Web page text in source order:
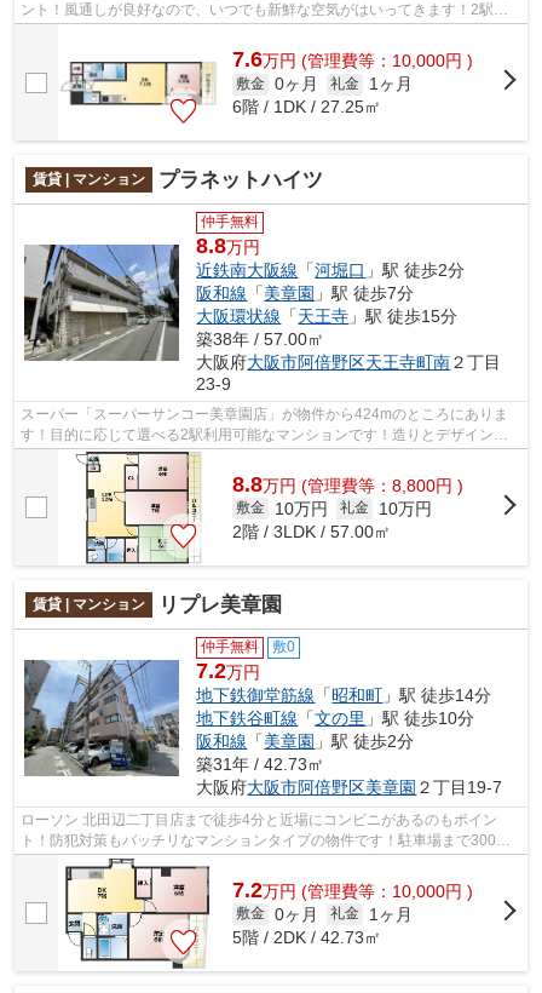
ント！風通しが良好なので、いつでも新鮮な空気がはいってきます！2駅利
7.6万円 (管理費等：10,000円 )
敷金 0ヶ月 礼金
1ヶ月
6階 / 1DK / 27.25㎡
賃貸 | マンション プラネットハイツ
仲手無料
8.8万円
近鉄南大阪線 「河堀口 」駅 徒歩2分
阪和線 「美章園 」駅 徒歩7分
大阪環状線 「天王寺 」駅 徒歩15分
築38年 / 57.00㎡
大阪府大阪市阿倍野区天王寺町南２丁目
23-9
スーパー「スーパーサンコー美章園店」が物件から424mのところにありま
す！目的に応じて選べる2駅利用可能なマンションです！造りとデザインに
関して、自信をもって情報を提供できるマ...
8.8万円 (管理費等：8,800円 )
敷金 10万円 礼金
10万円
2階 / 3LDK / 57.00㎡
賃貸 | マンション リプレ美章園
仲手無料 敷0
7.2万円
地下鉄御堂筋線 「昭和町 」駅 徒歩14分
地下鉄谷町線 「文の里 」駅 徒歩10分
阪和線 「美章園 」駅 徒歩2分
築31年 / 42.73㎡
大阪府大阪市阿倍野区美章園 ２丁目19-7
ローソン 北田辺二丁目店まで徒歩4分と近場にコンビニがあるのもポイン
ト！防犯対策もバッチリなマンションタイプの物件です！駐車場まで300m
のマンション、いかがでしょうか！ぜひ一...
7.2万円 (管理費等：10,000円 )
敷金 0ヶ月 礼金
1ヶ月
5階 / 2DK / 42.73㎡